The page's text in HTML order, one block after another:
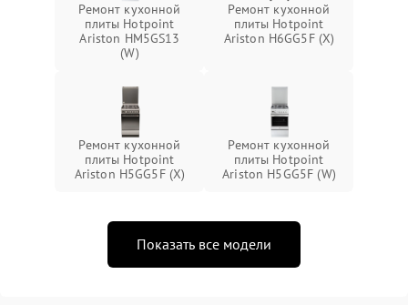
Ремонт кухонной
плиты Hotpoint
Ariston HM5GS13
(W)
Ремонт кухонной
плиты Hotpoint
Ariston H6GG5F (X)
Ремонт кухонной
плиты Hotpoint
Ariston H5GG5F (X)
Ремонт кухонной
плиты Hotpoint
Ariston H5GG5F (W)
Показать все модели